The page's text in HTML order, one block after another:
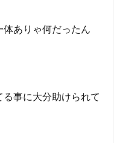
ありゃ何だったん
る事に大分助けられて